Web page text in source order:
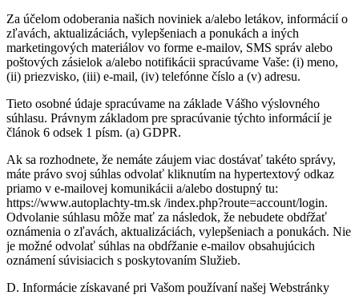
Za účelom odoberania našich noviniek a/alebo letákov, informácií o
zľavách, aktualizáciách, vylepšeniach a ponukách a iných
marketingových materiálov vo forme e-mailov, SMS správ alebo
poštových zásielok a/alebo notifikácii spracúvame Vaše: (i) meno,
(ii) priezvisko, (iii) e-mail, (iv) telefónne číslo a (v) adresu.
Tieto osobné údaje spracúvame na základe Vášho výslovného
súhlasu. Právnym základom pre spracúvanie týchto informácií je
článok 6 odsek 1 písm. (a) GDPR.
Ak sa rozhodnete, že nemáte záujem viac dostávať takéto správy,
máte právo svoj súhlas odvolať kliknutím na hypertextový odkaz
priamo v e-mailovej komunikácii a/alebo dostupný tu:
https://www.autoplachty-tm.sk /index.php?route=account/login.
Odvolanie súhlasu môže mať za následok, že nebudete obdŕžať
oznámenia o zľavách, aktualizáciách, vylepšeniach a ponukách. Nie
je možné odvolať súhlas na obdŕžanie e-mailov obsahujúcich
oznámení súvisiacich s poskytovaním Služieb.
D. Informácie získavané pri Vašom používaní našej Webstránky